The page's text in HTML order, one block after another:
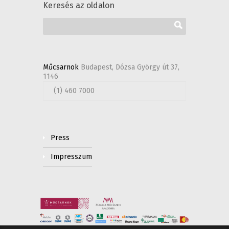
Keresés az oldalon
Műcsarnok Budapest, Dózsa György út 37,
1146
(1) 460 7000
Press
Impresszum